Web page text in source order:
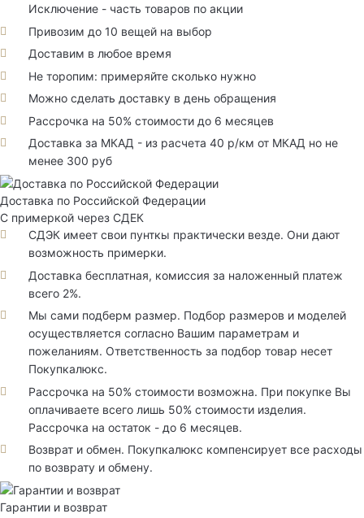
Исключение - часть товаров по акции
Привозим до 10 вещей на выбор
Доставим в любое время
Не торопим: примеряйте сколько нужно
Можно сделать доставку в день обращения
Рассрочка на 50% стоимости до 6 месяцев
Доставка за МКАД - из расчета 40 р/км от МКАД но не
менее 300 руб
Доставка по Российской Федерации
С примеркой через СДЕК
СДЭК имеет свои пунткы практически везде. Они дают
возможность примерки.
Доставка бесплатная, комиссия за наложенный платеж
всего 2%.
Мы сами подберм размер. Подбор размеров и моделей
осуществляется согласно Вашим параметрам и
пожеланиям. Ответственность за подбор товар несет
Покупкалюкс.
Рассрочка на 50% стоимости возможна. При покупке Вы
оплачиваете всего лишь 50% стоимости изделия.
Рассрочка на остаток - до 6 месяцев.
Возврат и обмен. Покупкалюкс компенсирует все расходы
по возврату и обмену.
Гарантии и возврат